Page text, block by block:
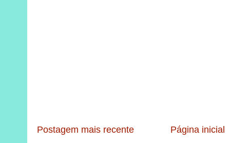
Postagem mais recente Página inicial